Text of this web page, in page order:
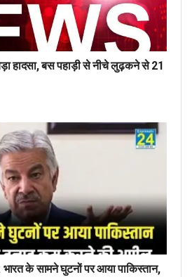
हादसा, बस पहाड़ी से नीचे लुढ़कने से 21
के सामने घुटनों पर आया पाकिस्तान,